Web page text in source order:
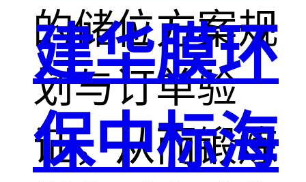
的储位方案规
划与订单验
证，从而锻炼
建华膜环
保中标海